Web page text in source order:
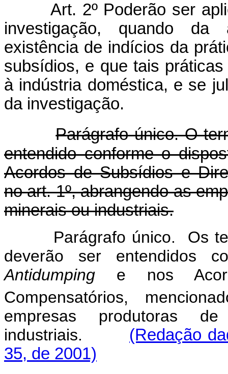
Art. 2º Poderão ser
investigação, quando da
existência de indícios da
subsídios, e que tais
à indústria doméstica, e se
da investigação.
Parágrafo único. O
entendido conforme o
Acordos de Subsídios e
no art. 1º, abrangendo as
minerais ou industriais.
Parágrafo único. Os
deverão ser entendidos
Antidumping e nos
Compensatórios,
empresas produtoras
industriais. (Redação
35, de 2001)